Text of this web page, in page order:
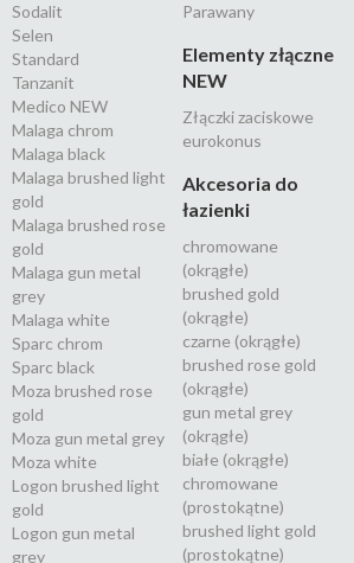
Sodalit
Selen
Standard
Tanzanit
Medico NEW
Malaga chrom
Malaga black
Malaga brushed light
gold
Malaga brushed rose
gold
Malaga gun metal
grey
Malaga white
Sparc chrom
Sparc black
Moza brushed rose
gold
Moza gun metal grey
Moza white
Logon brushed light
gold
Logon gun metal
grey
Parawany
Elementy złączne
NEW
Złączki zaciskowe
eurokonus
Akcesoria do
łazienki
chromowane
(okrągłe)
brushed gold
(okrągłe)
czarne (okrągłe)
brushed rose gold
(okrągłe)
gun metal grey
(okrągłe)
białe (okrągłe)
chromowane
(prostokątne)
brushed light gold
(prostokątne)